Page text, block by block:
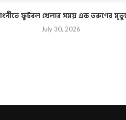
ফুটবল খেলার সময় এক তরুণের মৃত্যু
July 30, 2026